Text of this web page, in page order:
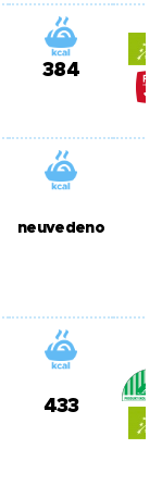
384
neuvedeno
433